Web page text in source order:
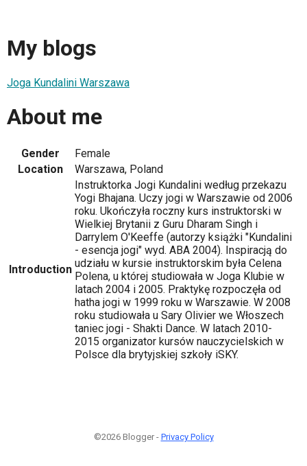
My blogs
Joga Kundalini Warszawa
About me
Gender
Female
Location
Warszawa, Poland
Introduction
Instruktorka Jogi Kundalini według przekazu
Yogi Bhajana. Uczy jogi w Warszawie od 2006
roku. Ukończyła roczny kurs instruktorski w
Wielkiej Brytanii z Guru Dharam Singh i
Darrylem O'Keeffe (autorzy książki "Kundalini
- esencja jogi" wyd. ABA 2004). Inspiracją do
udziału w kursie instruktorskim była Celena
Polena, u której studiowała w Joga Klubie w
latach 2004 i 2005. Praktykę rozpoczęła od
hatha jogi w 1999 roku w Warszawie. W 2008
roku studiowała u Sary Olivier we Włoszech
taniec jogi - Shakti Dance. W latach 2010-
2015 organizator kursów nauczycielskich w
Polsce dla brytyjskiej szkoły iSKY.
©2026 Blogger - Privacy Policy